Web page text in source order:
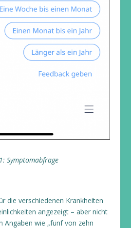
Symptomabfrage
die verschiedenen Krankheiten
angezeigt – aber nicht
Angaben wie „fünf von zehn